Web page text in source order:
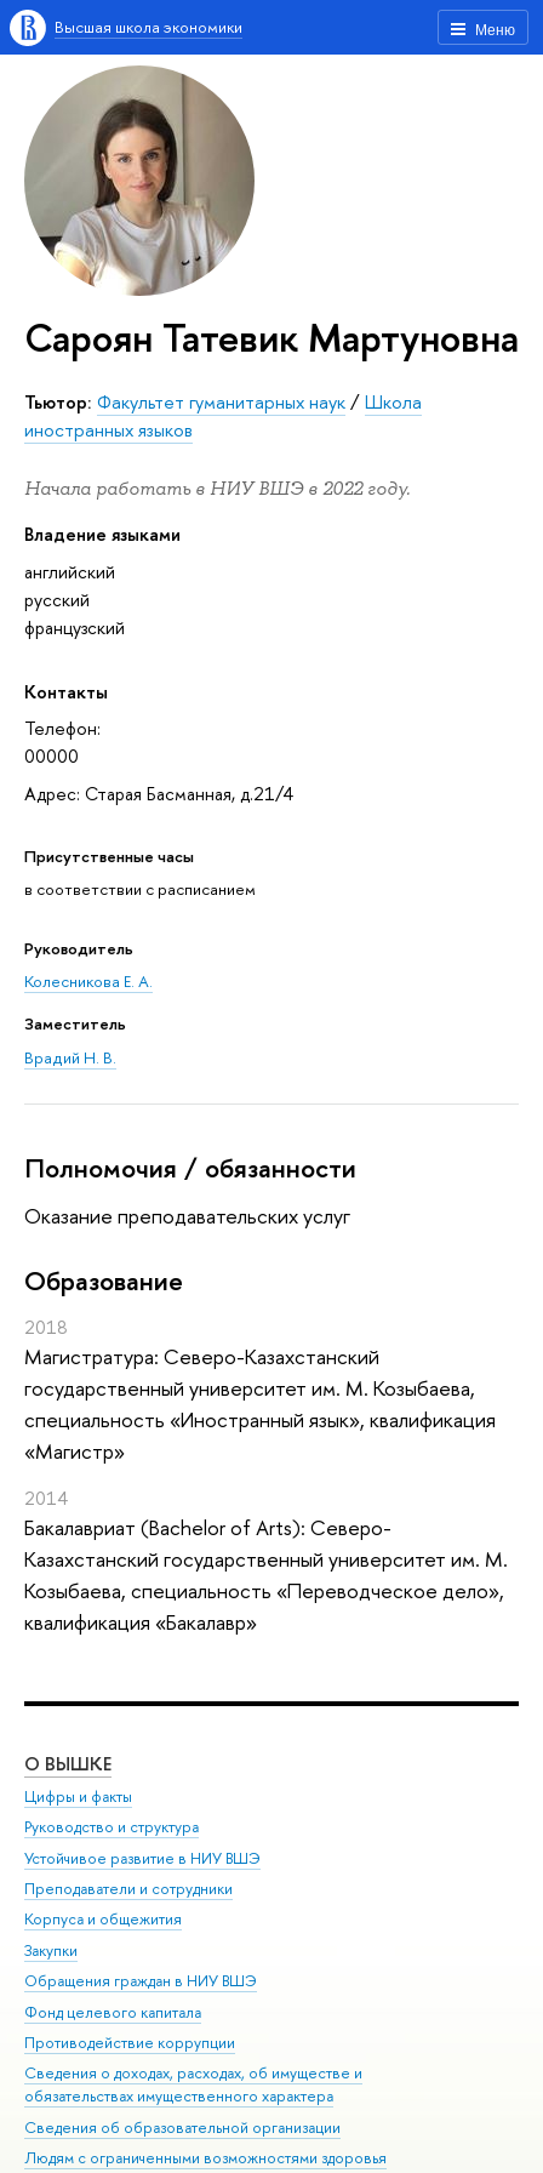
Меню
Высшая школа экономики
Сароян Татевик Мартуновна
Тьютор: Факультет гуманитарных наук/Школа
иностранных языков
Начала работать в НИУ ВШЭ в 2022 году.
Владение языками
английский
русский
французский
Контакты
Телефон:
00000
Адрес: Старая Басманная, д.21/4
Присутственные часы
в соответствии с расписанием
Руководитель
Колесникова Е. А.
Заместитель
Врадий Н. В.
Полномочия / обязанности
Оказание преподавательских услуг
Oбразование
2018
Магистратура: Северо-Казахстанский
государственный университет им. М. Козыбаева,
специальность «Иностранный язык», квалификация
«Магистр»
2014
Бакалавриат (Bachelor of Arts): Северо-
Казахстанский государственный университет им. М.
Козыбаева, специальность «Переводческое дело»,
квалификация «Бакалавр»
О ВЫШКЕ
Цифры и факты
Руководство и структура
Устойчивое развитие в НИУ ВШЭ
Преподаватели и сотрудники
Корпуса и общежития
Закупки
Обращения граждан в НИУ ВШЭ
Фонд целевого капитала
Противодействие коррупции
Сведения о доходах, расходах, об имуществе и
обязательствах имущественного характера
Сведения об образовательной организации
Людям с ограниченными возможностями здоровья